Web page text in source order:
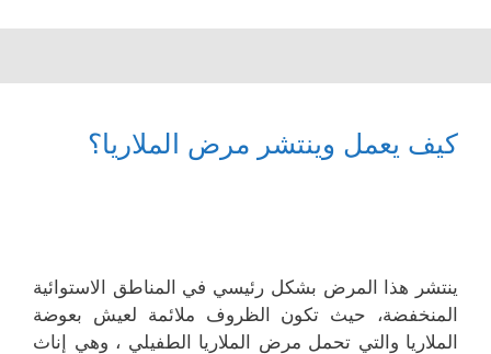
كيف يعمل وينتشر مرض الملاريا؟
ينتشر هذا المرض بشكل رئيسي في المناطق الاستوائية
المنخفضة، حيث تكون الظروف ملائمة لعيش بعوضة
الملاريا والتي تحمل مرض الملاريا الطفيلي ، وهي إناث